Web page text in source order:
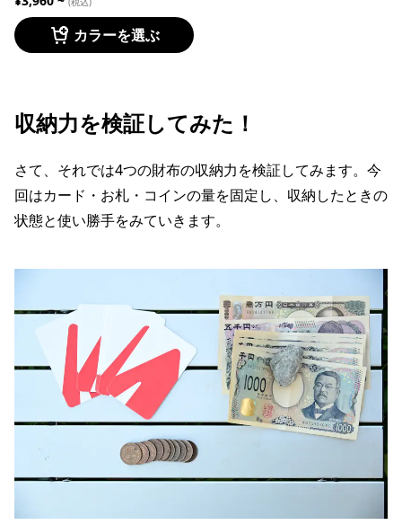
カラーを選ぶ
収納力を検証してみた！
さて、それでは4つの財布の収納力を検証してみます。今
回はカード・お札・コインの量を固定し、収納したときの
状態と使い勝手をみていきます。